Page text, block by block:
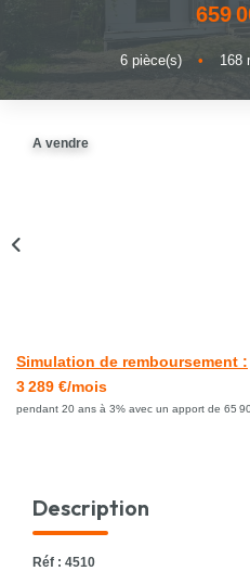
NOTRE
659
6pièce(s) • 168
A vendre
Simulation de remboursement :
3 289 €/mois
pendant 20 ans à 3% avec un apport de 65
Description
Réf : 4510